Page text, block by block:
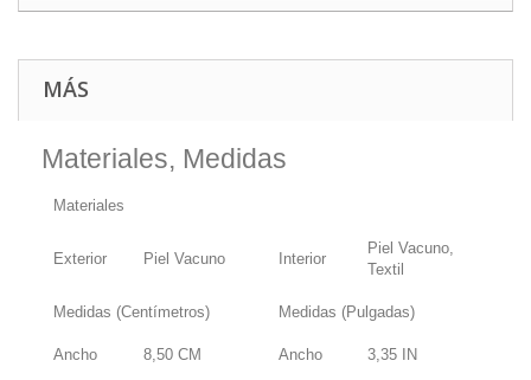
MÁS
Materiales, Medidas
Materiales
Exterior Piel Vacuno Interior
Piel Vacuno,
Textil
Medidas (Centímetros) Medidas (Pulgadas)
Ancho 8,50 CM Ancho 3,35 IN